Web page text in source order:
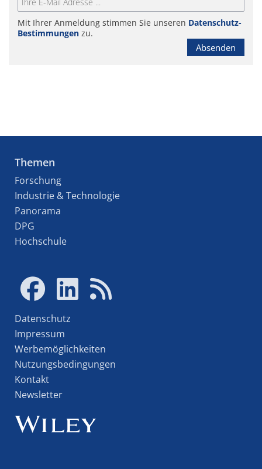
Mit Ihrer Anmeldung stimmen Sie unseren Datenschutz-
Bestimmungen zu.
Absenden
Themen
Forschung
Industrie & Technologie
Panorama
DPG
Hochschule
Datenschutz
Impressum
Werbemöglichkeiten
Nutzungsbedingungen
Kontakt
Newsletter